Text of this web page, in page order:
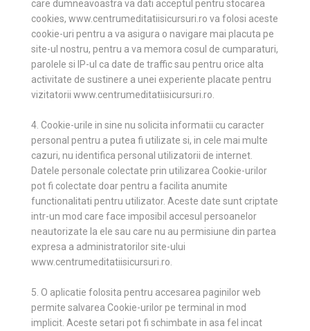
care dumneavoastra va dati acceptul pentru stocarea
cookies, www.centrumeditatiisicursuri.ro va folosi aceste
cookie-uri pentru a va asigura o navigare mai placuta pe
site-ul nostru, pentru a va memora cosul de cumparaturi,
parolele si IP-ul ca date de traffic sau pentru orice alta
activitate de sustinere a unei experiente placate pentru
vizitatorii www.centrumeditatiisicursuri.ro.
4. Cookie-urile in sine nu solicita informatii cu caracter
personal pentru a putea fi utilizate si, in cele mai multe
cazuri, nu identifica personal utilizatorii de internet.
Datele personale colectate prin utilizarea Cookie-urilor
pot fi colectate doar pentru a facilita anumite
functionalitati pentru utilizator. Aceste date sunt criptate
intr-un mod care face imposibil accesul persoanelor
neautorizate la ele sau care nu au permisiune din partea
expresa a administratorilor site-ului
www.centrumeditatiisicursuri.ro.
5. O aplicatie folosita pentru accesarea paginilor web
permite salvarea Cookie-urilor pe terminal in mod
implicit. Aceste setari pot fi schimbate in asa fel incat